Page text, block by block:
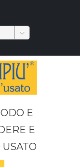
E
E